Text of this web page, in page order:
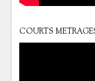
COURTS